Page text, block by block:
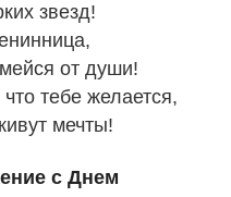
звезд!
от души!
тебе желается,
мечты!
с Днем